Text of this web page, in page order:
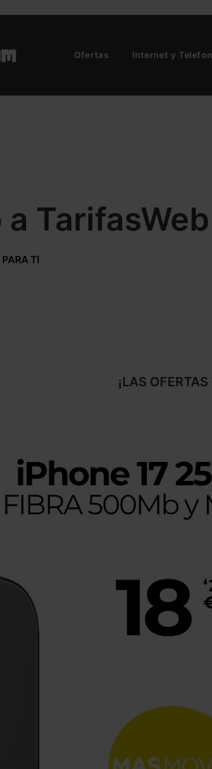
Ofertas Internet y
TarifasWeb
TI
¡LAS